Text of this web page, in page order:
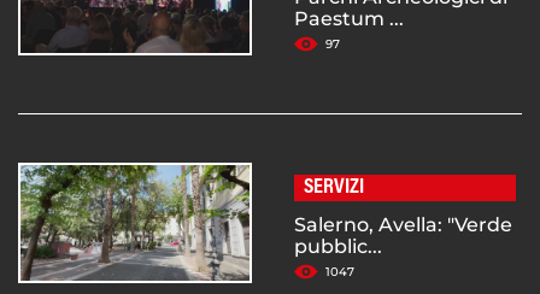
Paestum ...
97
SERVIZI
Salerno, Avella: "Verde
pubblic...
1047